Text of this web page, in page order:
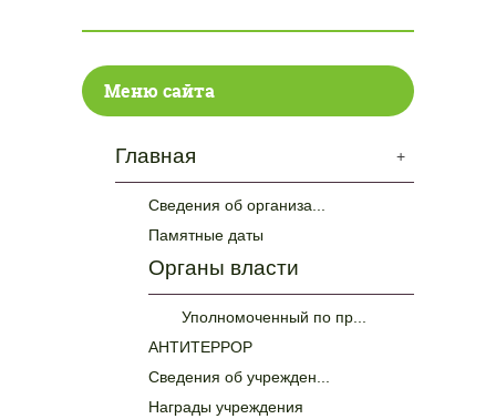
Меню сайта
+
Главная
Сведения об организа...
Памятные даты
Органы власти
Уполномоченный по пр...
АНТИТЕРРОР
Сведения об учрежден...
Награды учреждения